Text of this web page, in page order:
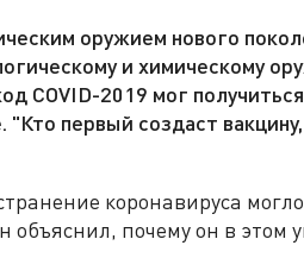
оружием нового
и химическому
COVID-2019 мог
"Кто первый создаст
коронавируса
объяснил, почему он в этом